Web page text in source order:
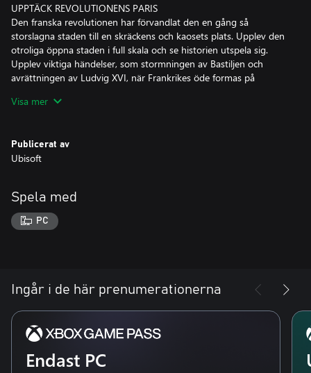
UPPTÄCK REVOLUTIONENS PARIS
Den franska revolutionen har förvandlat den en gång så
storslagna staden till en skräckens och kaosets plats. Upplev den
otroliga öppna staden i full skala och se historien utspela sig.
Upplev viktiga händelser, som stormningen av Bastiljen och
avrättningen av Ludvig XVI, när Frankrikes öde formas på
Visa mer
Publicerat av
Ubisoft
Spela med
PC
Ingår i de här prenumerationerna
Endast PC